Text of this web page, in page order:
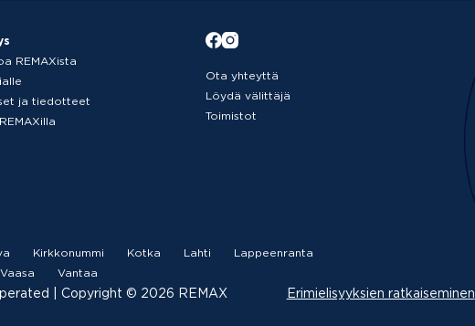
REMAXista
ja tiedotteet
Ota yhteyttä
Löydä välittäjä
Toimistot
Kirkkonummi Kotka Lahti
Lappeenranta
Vaasa Vantaa
|­ Copyright © 2026 REMAX
Erimielisyyksien ratkaiseminen